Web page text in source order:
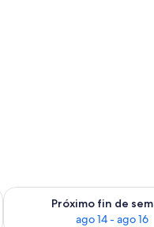
semana ago 7 - ago 9
Próximo fin de
ago 14 - ago 16
Consulta la